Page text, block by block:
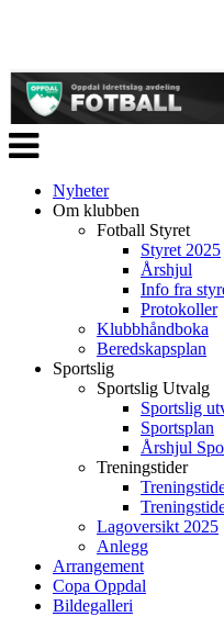
Veksle
navigasjon
Nyheter
Om klubben
Fotball Styret
Styret 2025
Årshjul
Info fra
Protokoller
Klubbhåndboka
Beredskapsplan
Sportslig
Sportslig Utvalg
Sportslig
Sportsplan
Årshjul
Treningstider
Lagoversikt 2025
Anlegg
Arrangement
Copa Oppdal
Bildegalleri